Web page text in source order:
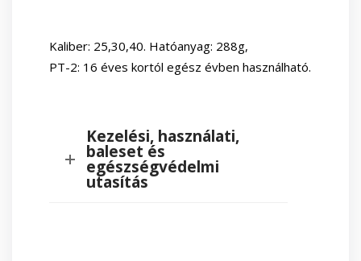
Kaliber: 25,30,40. Hatóanyag: 288g,
PT-2: 16 éves kortól egész évben használható.
Kezelési, használati,
baleset és
egészségvédelmi
utasítás